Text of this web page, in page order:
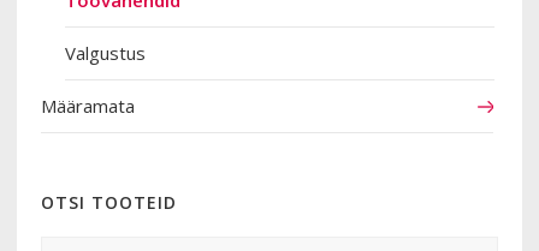
Valgustus
Määramata
OTSI TOOTEID